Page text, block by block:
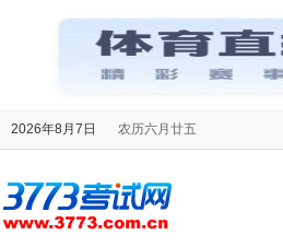
2026年8月7日 农历六月廿五